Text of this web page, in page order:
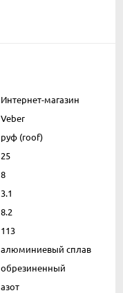
Интернет-магазин
Veber
руф (roof)
25
8
3.1
8.2
113
алюминиевый сплав
обрезиненный
азот